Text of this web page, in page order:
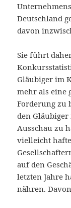
Deutschland
davon
Sie führt
Gläubiger im
mehr als eine
Forderung zu
den
Ausschau zu
vielleicht
auf den
letzten Jahre
nähren.